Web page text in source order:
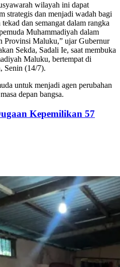
wilayah ini dapat
strategis dan menjadi wadah bagi
dan semangat dalam rangka
Muhammadiyah dalam
Provinsi Maluku,” ujar Gubernur
Sekda, Sadali Ie, saat membuka
Maluku, bertempat di
Senin (14/7).
untuk menjadi agen perubahan
depan bangsa.
Kepemilikan 57